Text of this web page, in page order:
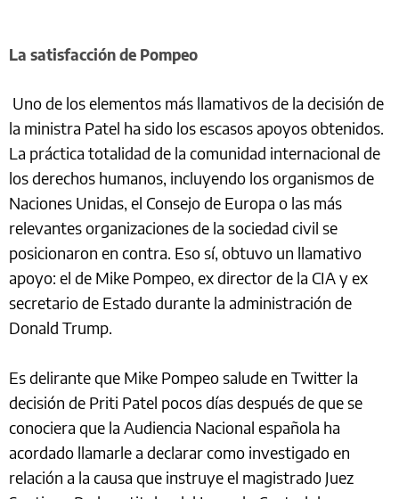
La satisfacción de Pompeo
Uno de los elementos más llamativos de la decisión de
la ministra Patel ha sido los escasos apoyos obtenidos.
La práctica totalidad de la comunidad internacional de
los derechos humanos, incluyendo los organismos de
Naciones Unidas, el Consejo de Europa o las más
relevantes organizaciones de la sociedad civil se
posicionaron en contra. Eso sí, obtuvo un llamativo
apoyo: el de Mike Pompeo, ex director de la CIA y ex
secretario de Estado durante la administración de
Donald Trump.
Es delirante que Mike Pompeo salude en Twitter la
decisión de Priti Patel pocos días después de que se
conociera que la Audiencia Nacional española ha
acordado llamarle a declarar como investigado en
relación a la causa que instruye el magistrado Juez